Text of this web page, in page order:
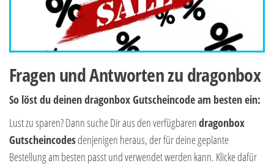
Fragen und Antworten zu dragonbox
So löst du deinen dragonbox Gutscheincode am besten ein:
Lust zu sparen? Dann suche Dir aus den verfügbarendragonbox
Gutscheincodesdenjenigen heraus, der für deine geplante
Bestellung am besten passt und verwendet werden kann. Klicke dafür